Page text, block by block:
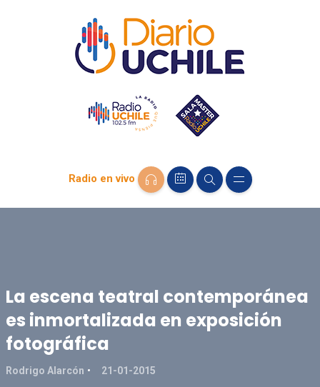
Radio en vivo
La escena teatral contemporánea
es inmortalizada en exposición
fotográfica
Rodrigo Alarcón 21-01-2015